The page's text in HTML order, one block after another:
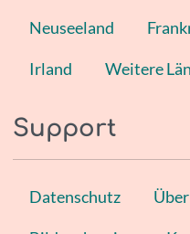
Neuseeland
Irland Weitere
Support
Datenschutz